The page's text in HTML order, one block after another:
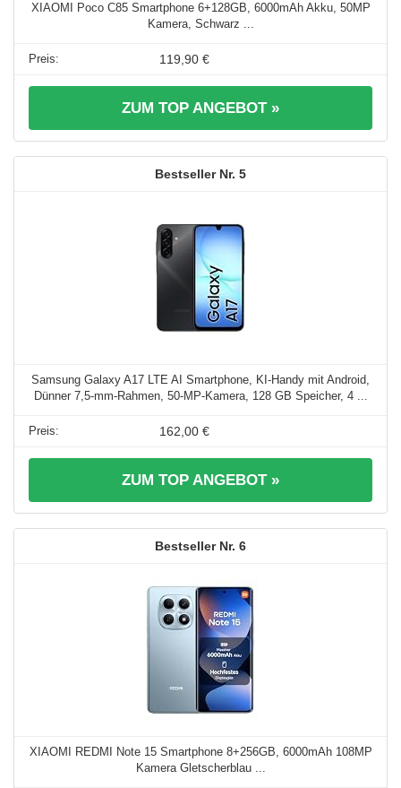
XIAOMI Poco C85 Smartphone 6+128GB, 6000mAh Akku, 50MP
Kamera, Schwarz ...
119,90 €
ZUM TOP ANGEBOT »
5
Samsung Galaxy A17 LTE AI Smartphone, KI-Handy mit Android,
Dünner 7,5-mm-Rahmen, 50-MP-Kamera, 128 GB Speicher, 4 ...
162,00 €
ZUM TOP ANGEBOT »
6
XIAOMI REDMI Note 15 Smartphone 8+256GB, 6000mAh 108MP
Kamera Gletscherblau ...